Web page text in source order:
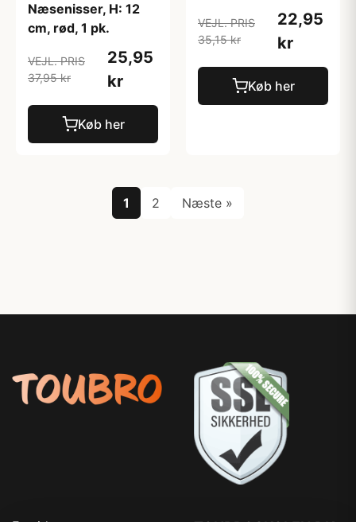
Næsenisser, H: 12
cm, rød, 1 pk.
VEJL. PRIS
37,95 kr
25,95
kr
Køb her
VEJL. PRIS
35,15 kr
22,95
kr
Køb her
1 2 Næste »